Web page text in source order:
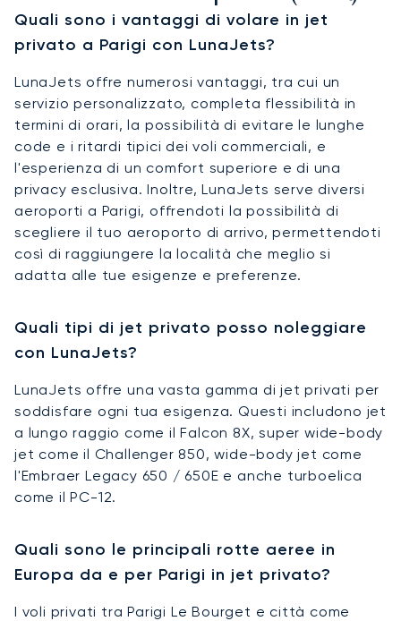
Quali sono i vantaggi di volare in jet
privato a Parigi con LunaJets?
LunaJets offre numerosi vantaggi, tra cui un
servizio personalizzato, completa flessibilità in
termini di orari, la possibilità di evitare le lunghe
code e i ritardi tipici dei voli commerciali, e
l'esperienza di un comfort superiore e di una
privacy esclusiva. Inoltre, LunaJets serve diversi
aeroporti a Parigi, offrendoti la possibilità di
scegliere il tuo aeroporto di arrivo, permettendoti
così di raggiungere la località che meglio si
adatta alle tue esigenze e preferenze.
Quali tipi di jet privato posso noleggiare
con LunaJets?
LunaJets offre una vasta gamma di jet privati per
soddisfare ogni tua esigenza. Questi includono jet
a lungo raggio come il Falcon 8X, super wide-body
jet come il Challenger 850, wide-body jet come
l'Embraer Legacy 650 / 650E e anche turboelica
come il PC-12.
Quali sono le principali rotte aeree in
Europa da e per Parigi in jet privato?
I voli privati tra Parigi Le Bourget e città come